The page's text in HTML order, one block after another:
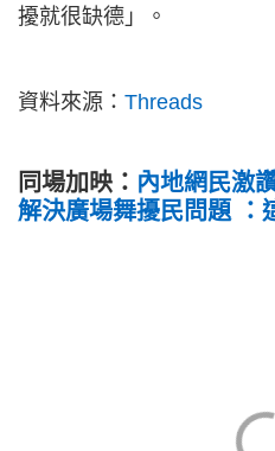
擾就很缺德」。
資料來源： Threads
同場加映： 內地網民激
解決廣場舞擾民問題 ：